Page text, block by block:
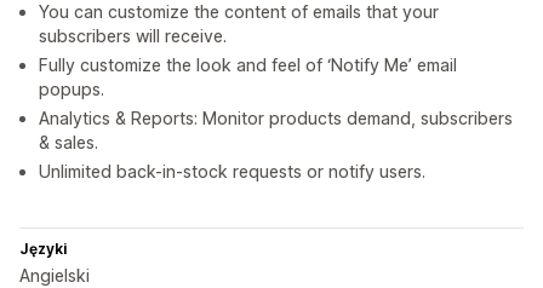
You can customize the content of emails that your
subscribers will receive.
Fully customize the look and feel of ‘Notify Me’ email
popups.
Analytics & Reports: Monitor products demand, subscribers
& sales.
Unlimited back-in-stock requests or notify users.
Języki
Angielski